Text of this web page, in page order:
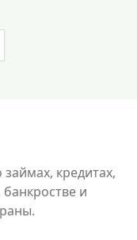
кредитах,
банкростве и